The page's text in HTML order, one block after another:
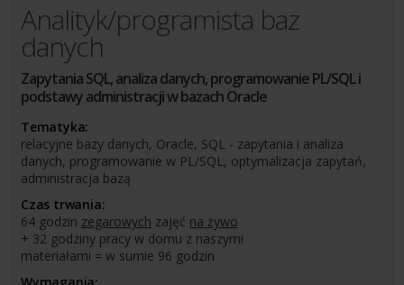
Analityk/programista baz
danych
Zapytania SQL, analiza danych, programowanie PL/SQL i
podstawy administracji w bazach Oracle
Tematyka:
relacyjne bazy danych, Oracle, SQL - zapytania i analiza
danych, programowanie w PL/SQL, optymalizacja zapytań,
administracja bazą
Czas trwania:
64 godzin zegarowych zajęć na żywo
+ 32 godziny pracy w domu z naszymi
materiałami = w sumie 96 godzin